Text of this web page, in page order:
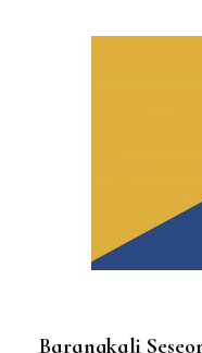
Barangkali